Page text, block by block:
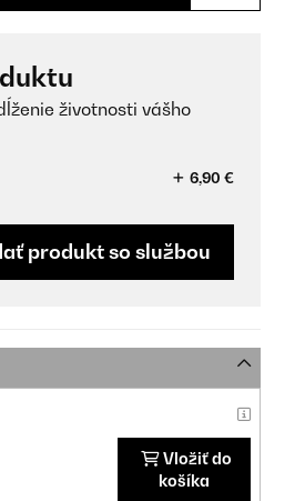
životnosti vášho
6,90 €
produkt so službou
Vložiť do
košíka